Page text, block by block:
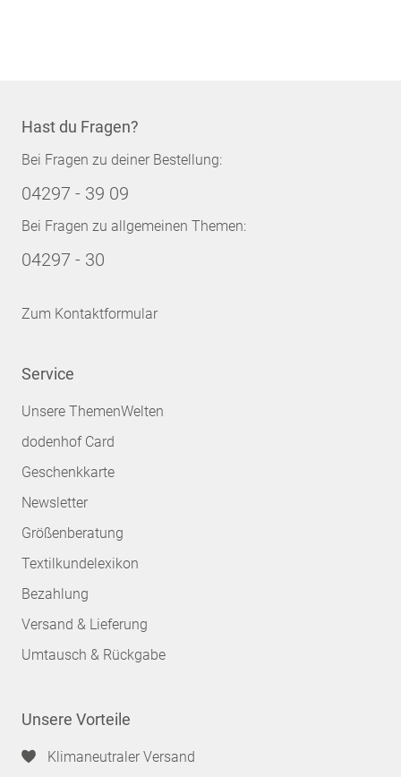
Hast du Fragen?
Bei Fragen zu deiner Bestellung:
04297 - 39 09
Bei Fragen zu allgemeinen Themen:
04297 - 30
Zum Kontaktformular
Service
Unsere ThemenWelten
dodenhof Card
Geschenkkarte
Newsletter
Größenberatung
Textilkundelexikon
Bezahlung
Versand & Lieferung
Umtausch & Rückgabe
Unsere Vorteile
Klimaneutraler Versand